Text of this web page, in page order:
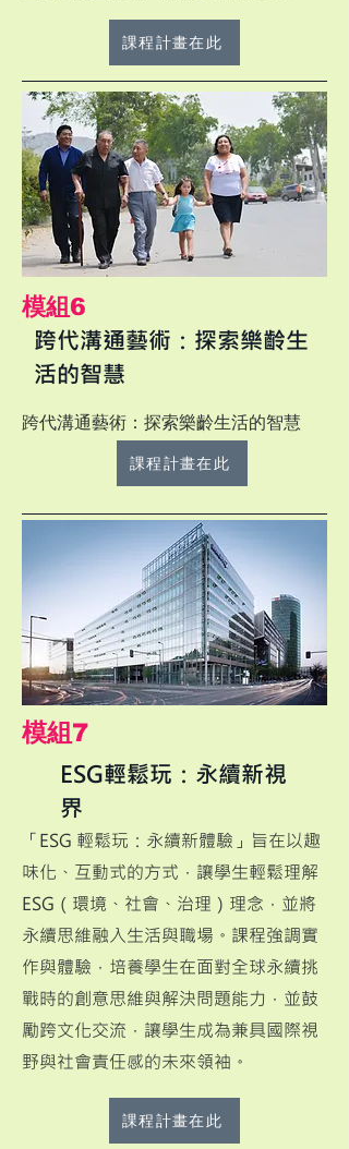
課程計畫在此
​模組6
跨代溝通藝術：探索樂齡生
活的智慧
跨代溝通藝術：探索樂齡生活的智慧
課程計畫在此
​模組7
ESG輕鬆玩：永續新視
界
「ESG 輕鬆玩：永續新體驗」旨在以趣
味化、互動式的方式，讓學生輕鬆理解
ESG（環境、社會、治理）理念，並將
永續思維融入生活與職場。課程強調實
作與體驗，培養學生在面對全球永續挑
戰時的創意思維與解決問題能力，並鼓
勵跨文化交流，讓學生成為兼具國際視
野與社會責任感的未來領袖。
課程計畫在此